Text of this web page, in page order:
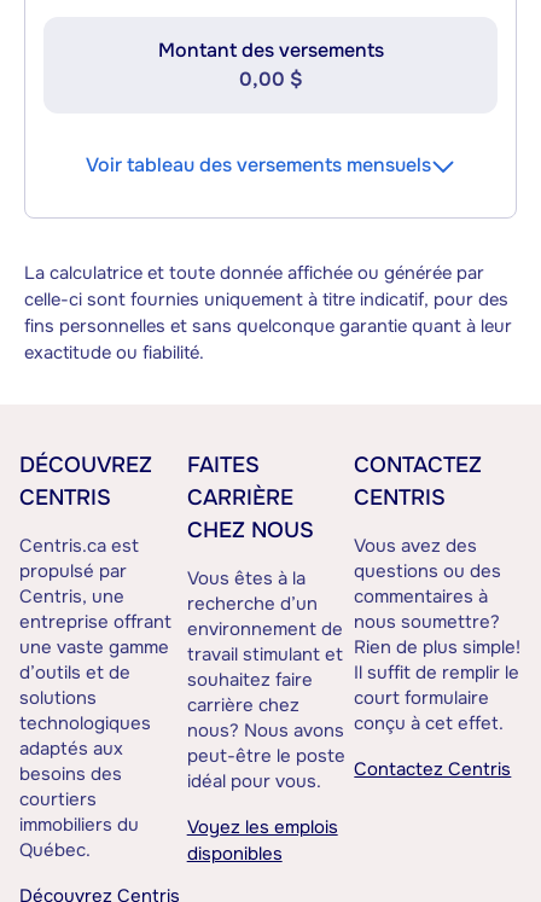
Montant des versements
0,00 $
Voir tableau des versements mensuels
La calculatrice et toute donnée affichée ou générée par
celle-ci sont fournies uniquement à titre indicatif, pour des
fins personnelles et sans quelconque garantie quant à leur
exactitude ou fiabilité.
DÉCOUVREZ
CENTRIS
Centris.ca est
propulsé par
Centris, une
entreprise offrant
une vaste gamme
d’outils et de
solutions
technologiques
adaptés aux
besoins des
courtiers
immobiliers du
Québec.
Découvrez Centris
FAITES
CARRIÈRE
CHEZ NOUS
Vous êtes à la
recherche d’un
environnement de
travail stimulant et
souhaitez faire
carrière chez
nous? Nous avons
peut-être le poste
idéal pour vous.
Voyez les emplois
disponibles
CONTACTEZ
CENTRIS
Vous avez des
questions ou des
commentaires à
nous soumettre?
Rien de plus simple!
Il suffit de remplir le
court formulaire
conçu à cet effet.
Contactez Centris